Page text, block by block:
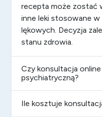
recepta może zostać
inne leki stosowane w
lękowych. Decyzja
stanu zdrowia.
Czy konsultacja
psychiatryczną?
Ile kosztuje